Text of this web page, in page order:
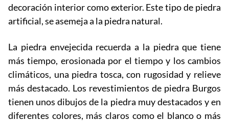
decoración interior como exterior. Este tipo de piedra
artificial, se asemeja a la piedra natural.
La piedra envejecida recuerda a la piedra que tiene
más tiempo, erosionada por el tiempo y los cambios
climáticos, una piedra tosca, con rugosidad y relieve
más destacado. Los revestimientos de piedra Burgos
tienen unos dibujos de la piedra muy destacados y en
diferentes colores, más claros como el blanco o más